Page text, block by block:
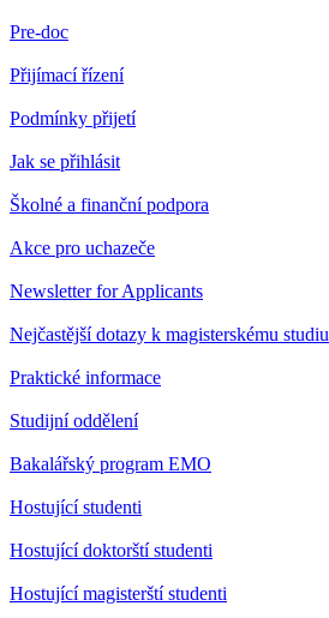
Pre-doc
Přijímací řízení
Podmínky přijetí
Jak se přihlásit
Školné a finanční podpora
Akce pro uchazeče
Newsletter for Applicants
Nejčastější dotazy k magisterskému studiu
Praktické informace
Studijní oddělení
Bakalářský program EMO
Hostující studenti
Hostující doktorští studenti
Hostující magisterští studenti